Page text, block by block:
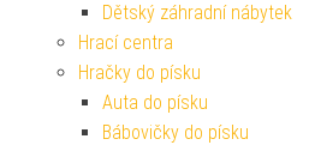
Dětský záhradní nábytek
Hrací centra
Hračky do písku
Auta do písku
Bábovičky do písku